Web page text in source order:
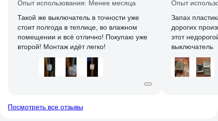
Опыт использования: Менее месяца
Такой же выключатель в точности уже
стоит полгода в теплице, во влажном
помещении и всё отлично! Покупаю уже
второй! Монтаж идёт легко!
Опыт
Запах
дорогих
этот
выключатель
Посмотреть все отзывы